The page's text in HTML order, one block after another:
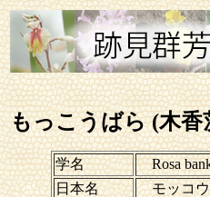
もっこうばら (木香
学名
Rosa
日本名
モッコウ